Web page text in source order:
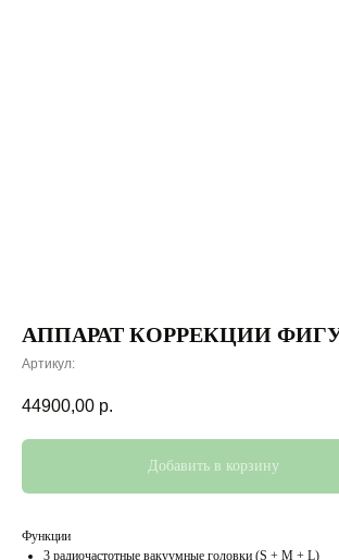
АППАРАТ КОРРЕКЦИИ
Артикул:
44900,00 р.
Добавить в корзину
Функции
3 радиочастотные вакуумные головки (S + M + L)